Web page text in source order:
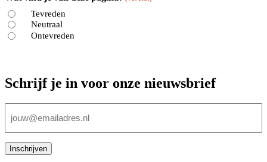
Tevreden
Neutraal
Ontevreden
Schrijf je in voor onze nieuwsbrief
mailadres
Inschrijven